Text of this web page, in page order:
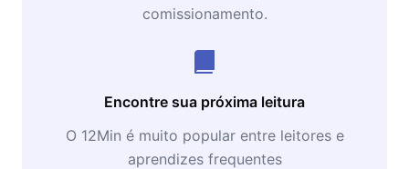
comissionamento.
Encontre sua próxima leitura
O 12Min é muito popular entre leitores e
aprendizes frequentes